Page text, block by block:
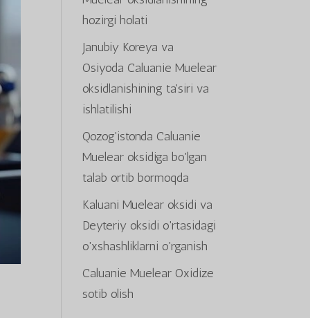
hozirgi holati
Janubiy Koreya va
Osiyoda Caluanie Muelear
oksidlanishining ta'siri va
ishlatilishi
Qozog'istonda Caluanie
Muelear oksidiga bo'lgan
talab ortib bormoqda
Kaluani Muelear oksidi va
Deyteriy oksidi o'rtasidagi
o'xshashliklarni o'rganish
Caluanie Muelear Oxidize
sotib olish